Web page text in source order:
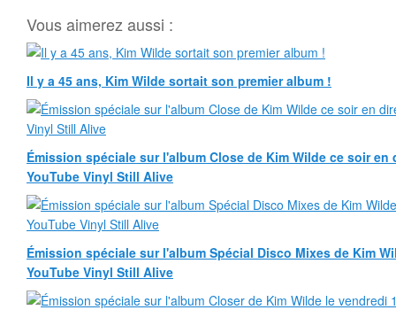
Vous aimerez aussi :
Il y a 45 ans, Kim Wilde sortait son premier album !
Émission spéciale sur l'album Close de Kim Wilde ce soir en
YouTube Vinyl Still Alive
Émission spéciale sur l'album Spécial Disco Mixes de Kim
YouTube Vinyl Still Alive